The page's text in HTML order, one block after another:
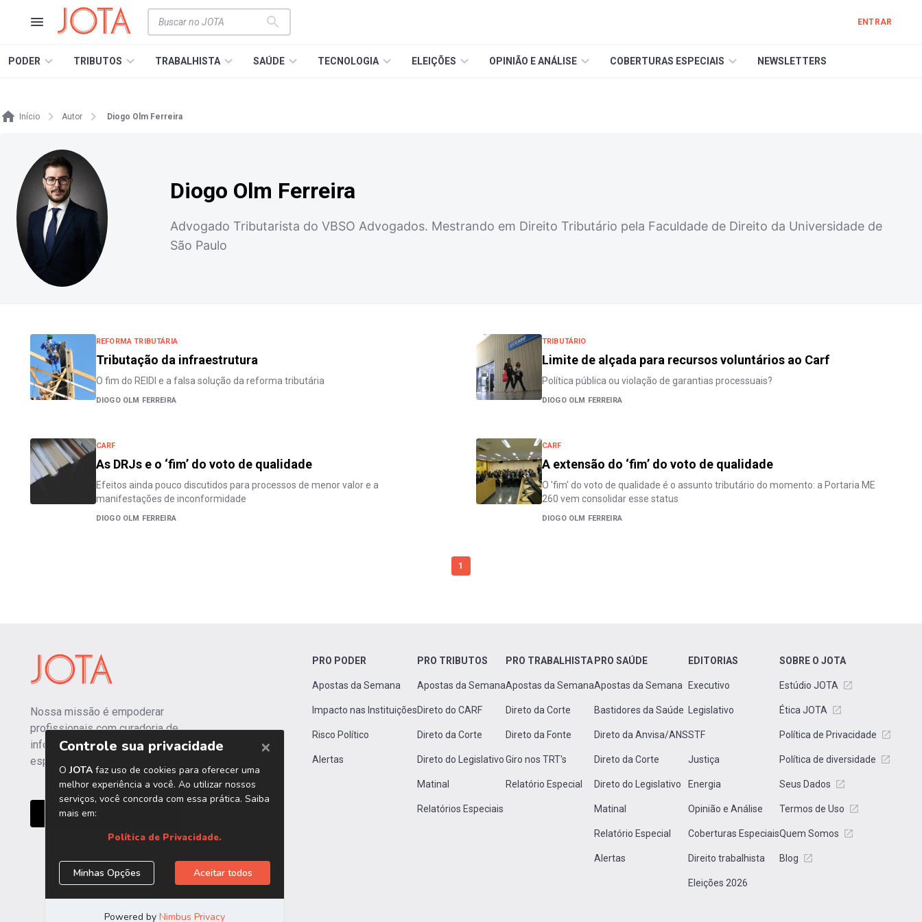
ENTRAR
PODER TRIBUTOS TRABALHISTA SAÚDE TECNOLOGIA ELEIÇÕES OPINIÃO E ANÁLISE COBERTURAS ESPECIAIS NEWSLETTERS
Início Autor Diogo Olm Ferreira
Diogo Olm Ferreira
Advogado Tributarista do VBSO Advogados. Mestrando em Direito Tributário pela Faculdade de Direito da Universidade de
São Paulo
REFORMA TRIBUTÁRIA
Tributação da infraestrutura
O fim do REIDI e a falsa solução da reforma tributária
DIOGO OLM FERREIRA
TRIBUTÁRIO
Limite de alçada para recursos voluntários ao Carf
Política pública ou violação de garantias processuais?
DIOGO OLM FERREIRA
CARF
As DRJs e o ‘fim’ do voto de qualidade
Efeitos ainda pouco discutidos para processos de menor valor e a
manifestações de inconformidade
DIOGO OLM FERREIRA
CARF
A extensão do ‘fim’ do voto de qualidade
O 'fim' do voto de qualidade é o assunto tributário do momento: a Portaria ME
260 vem consolidar esse status
DIOGO OLM FERREIRA
1
Nossa missão é empoderar
profissionais com curadoria de
informações independentes e
especializadas.
CONHEÇA O JOTA PRO
PRO PODER
Apostas da Semana
Impacto nas Instituições
Risco Político
Alertas
PRO TRIBUTOS
Apostas da Semana
Direto do CARF
Direto da Corte
Direto do Legislativo
Matinal
Relatórios Especiais
PRO TRABALHISTA
Apostas da Semana
Direto da Corte
Direto da Fonte
Giro nos TRT's
Relatório Especial
PRO SAÚDE
Apostas da Semana
Bastidores da Saúde
Direto da Anvisa/ANS
Direto da Corte
Direto do Legislativo
Matinal
Relatório Especial
Alertas
EDITORIAS
Executivo
Legislativo
STF
Justiça
Energia
Opinião e Análise
Coberturas Especiais
Direito trabalhista
Eleições 2026
SOBRE O JOTA
Estúdio JOTA
Ética JOTA
Política de Privacidade
Política de diversidade
Seus Dados
Termos de Uso
Quem Somos
Blog